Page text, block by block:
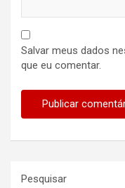
Salvar meus dados
que eu comentar.
Pesquisar